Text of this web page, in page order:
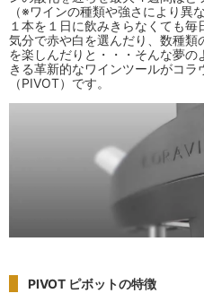
（※ワインの種類や強さにより異
１本を１日に飲みきらなくても
気分で赤や白を選んだり、数種類
を楽しんだりと・・・そんな夢
きる革新的なワインツールがコラ
（PIVOT）です。
PIVOT ピボットの特徴